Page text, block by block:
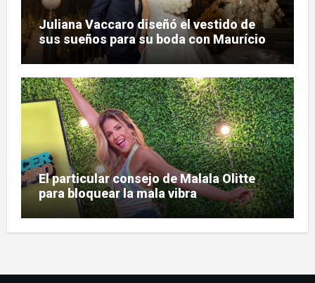
Juliana Vaccaro diseñó el vestido de
sus sueños para su boda con Maurício
Prado
El particular consejo de Malala Olitte
para bloquear la mala vibra